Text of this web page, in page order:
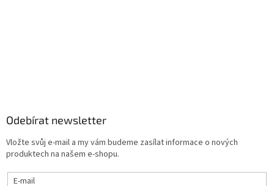
Odebírat newsletter
Vložte svůj e-mail a my vám budeme zasílat informace o nových
produktech na našem e-shopu.
E-mail